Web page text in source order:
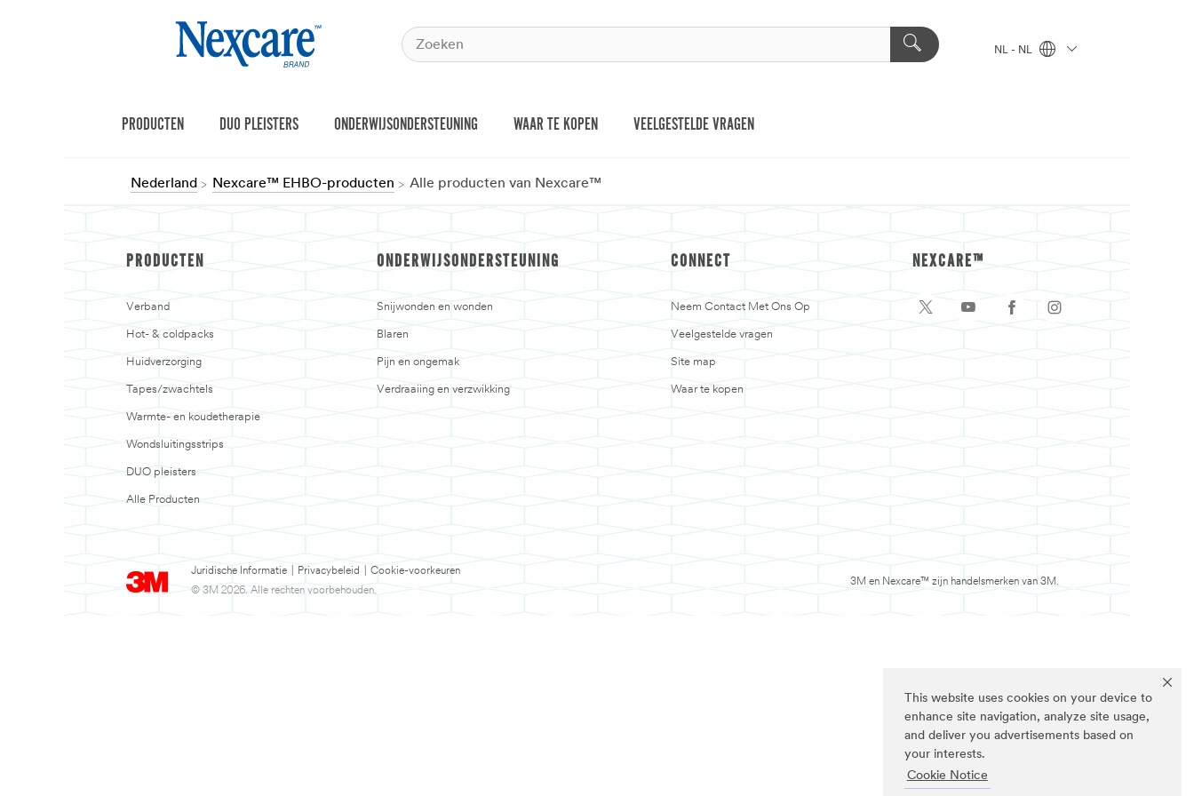
This website uses cookies on your device to
enhance site navigation, analyze site usage,
and deliver you advertisements based on
your interests.
Cookie Notice
NL - NL
PRODUCTEN DUO PLEISTERS ONDERWIJSONDERSTEUNING WAAR TE KOPEN VEELGESTELDE VRAGEN
Nederland Nexcare™ EHBO-producten Alle producten van Nexcare™
PRODUCTEN
Verband
Hot- & coldpacks
Huidverzorging
Tapes/zwachtels
Warmte- en koudetherapie
Wondsluitingsstrips
DUO pleisters
Alle Producten
ONDERWIJSONDERSTEUNING
Snijwonden en wonden
Blaren
Pijn en ongemak
Verdraaiing en verzwikking
CONNECT
Neem Contact Met Ons Op
Veelgestelde vragen
Site map
Waar te kopen
Juridische Informatie Privacybeleid
Cookie-voorkeuren
© 3M 2026. Alle rechten voorbehouden.
NEXCARE™
3M en Nexcare™ zijn handelsmerken van 3M.